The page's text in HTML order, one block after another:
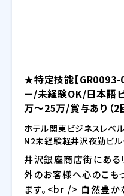
★特定技能【GR0093-
ー/未経験OK/日本語
万～25万/賞与あり（2
ホテル関東 ビジネスレベル
N2未経験軽井沢夜勤ビ
井沢銀座商店街にある
外のお客様へ心のこも
ます。<br /> 自然豊か